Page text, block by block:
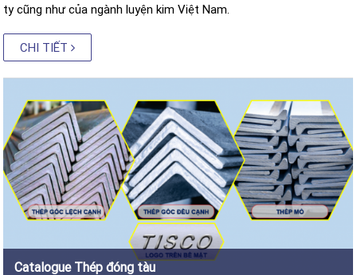
ty cũng như của ngành luyện kim Việt Nam.
CHI TIẾT
Catalogue Thép đóng tàu